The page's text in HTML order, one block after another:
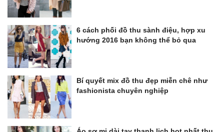
6 cách phối đồ thu sành điệu, hợp xu
hướng 2016 bạn không thể bỏ qua
Bí quyết mix đồ thu đẹp miễn chê như
fashionista chuyên nghiệp